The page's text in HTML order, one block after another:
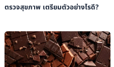
ตรวจสุขภาพ เตรียมตัวอย่างไรดี?